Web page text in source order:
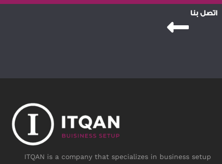
اتصل بنا
ITQAN is a company that specializes in business setup